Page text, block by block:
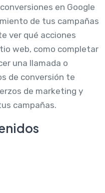
en Google
de tus campañas
ver qué acciones
web, como completar
una llamada o
de conversión te
de marketing y
campañas.